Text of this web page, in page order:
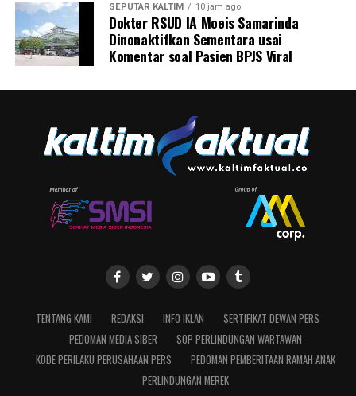
SEPUTAR KALTIM 10 jam ago
Dokter RSUD IA Moeis Samarinda
Dinonaktifkan Sementara usai
Komentar soal Pasien BPJS Viral
TENTANG KAMI REDAKSI INFO IKLAN
SERTIFIKAT DEWAN PERS
PEDOMAN MEDIA SIBER
SOP PERLINDUNGAN WARTAWAN
KODE PERILAKU PERUSAHAAN PERS
PEDOMAN PEMBERITAAN RAMAH ANAK
PERLINDUNGAN MEREK